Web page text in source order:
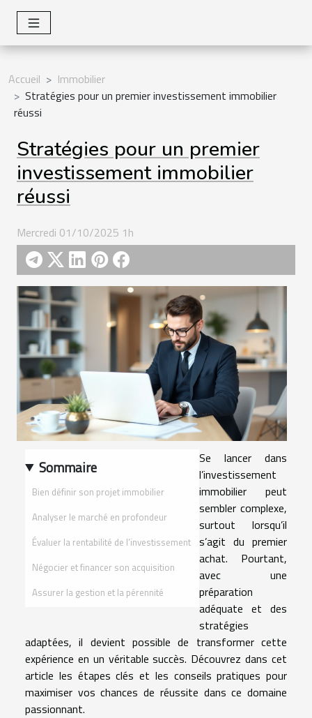
Accueil
Immobilier
Stratégies pour un premier investissement immobilier
réussi
Stratégies pour un premier
investissement immobilier
réussi
Mercredi 01/10/2025 1h
Sommaire
Bien définir son projet immobilier
Analyser le marché en profondeur
Évaluer la rentabilité de l’investissement
Négocier et financer son acquisition
Assurer la gestion et la pérennité
Se lancer dans
l’investissement
immobilier peut
sembler complexe,
surtout lorsqu’il
s’agit du premier
achat. Pourtant,
avec une
préparation
adéquate et des
stratégies
adaptées, il devient possible de transformer cette
expérience en un véritable succès. Découvrez dans cet
article les étapes clés et les conseils pratiques pour
maximiser vos chances de réussite dans ce domaine
passionnant.